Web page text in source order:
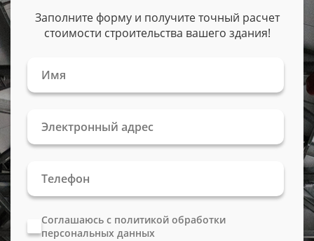
Заполните форму и получите точный расчет
стоимости строительства вашего здания!
Соглашаюсь с политикой обработки
персональных данных